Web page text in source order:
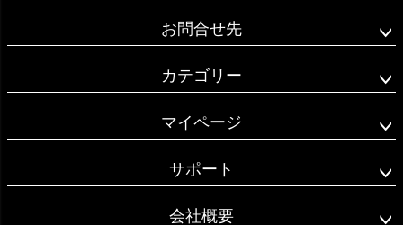
お問合せ先
カテゴリー
マイページ
サポート
会社概要